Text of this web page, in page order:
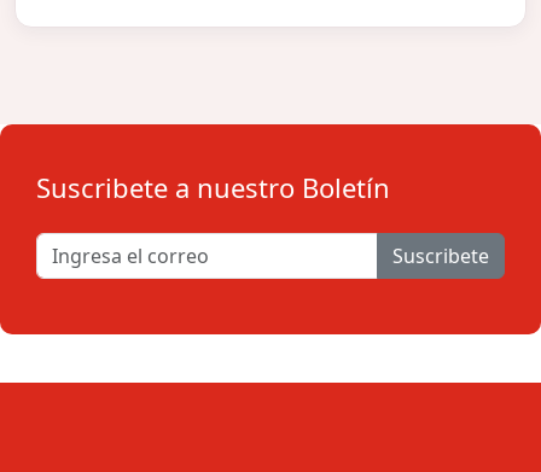
Suscribete a nuestro Boletín
Suscribete